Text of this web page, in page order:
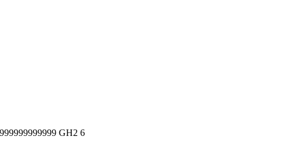
GH2 6